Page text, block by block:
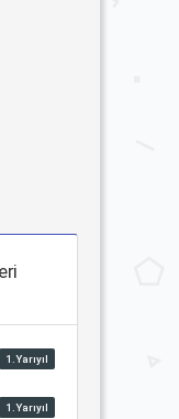
1.Yarıyıl
1.Yarıyıl